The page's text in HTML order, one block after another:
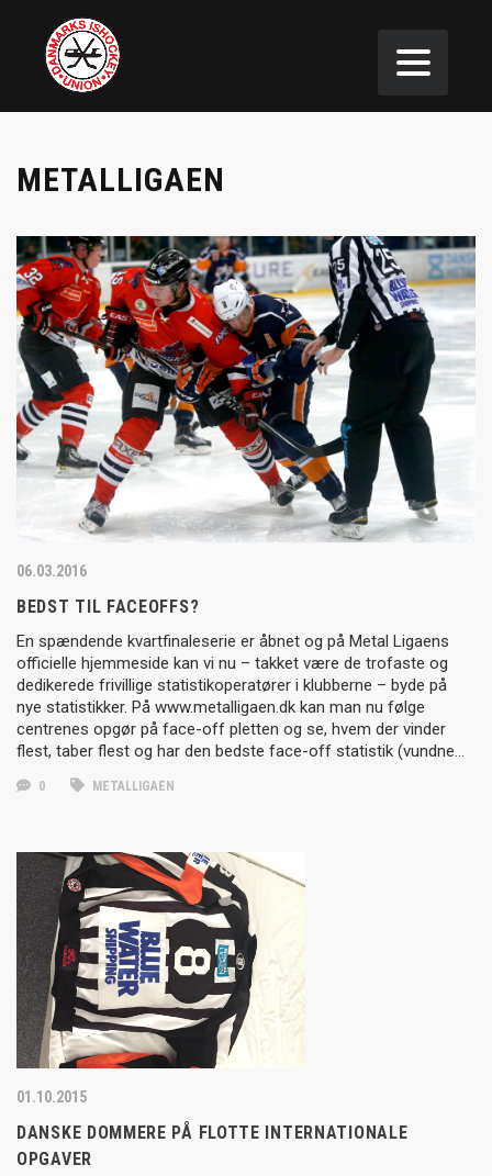
METALLIGAEN
06.03.2016
BEDST TIL FACEOFFS?
En spændende kvartfinaleserie er åbnet og på Metal Ligaens
officielle hjemmeside kan vi nu – takket være de trofaste og
dedikerede frivillige statistikoperatører i klubberne – byde på
nye statistikker. På www.metalligaen.dk kan man nu følge
centrenes opgør på face-off pletten og se, hvem der vinder
flest, taber flest og har den bedste face-off statistik (vundne…
0 METALLIGAEN
01.10.2015
DANSKE DOMMERE PÅ FLOTTE INTERNATIONALE
OPGAVER